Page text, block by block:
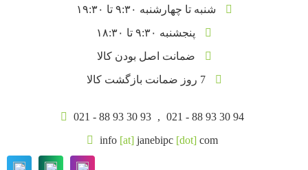
شنبه تا چهارشنبه ۹:۳۰ تا ۱۹:۳۰
پنجشنبه ۹:۳۰ تا ۱۸:۳۰
ضمانت اصل بودن کالا
7 روز ضمانت بازگشت کالا
021 - 88 93 30 93 , 021 - 88 93 30 94
info [at] janebipc [dot] com